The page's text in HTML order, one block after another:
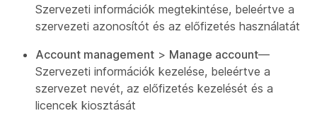
Szervezeti információk megtekintése, beleértve a
szervezeti azonosítót és az előfizetés használatát
Account management > Manage account—
Szervezeti információk kezelése, beleértve a
szervezet nevét, az előfizetés kezelését és a
licencek kiosztását